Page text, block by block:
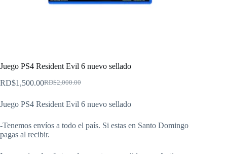
Juego PS4 Resident Evil 6 nuevo sellado
RD$2,000.00
El
original
RD$2,000.00.
RD$1,500.00El
actual
RD$1,500.00.
Juego PS4 Resident Evil 6 nuevo sellado
-Tenemos envíos a todo el país. Si estas en Santo Domingo
pagas al recibir.